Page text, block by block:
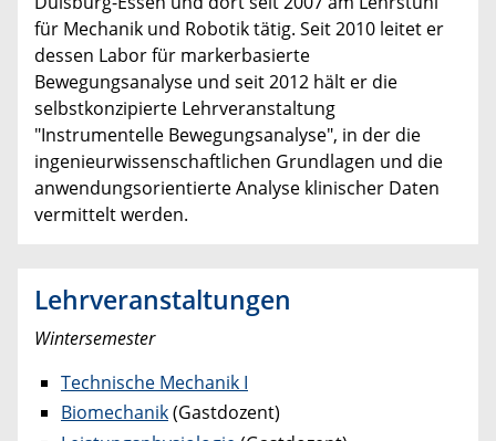
für Mechanik und Robotik tätig. Seit 2010 leitet er
dessen Labor für markerbasierte
Bewegungsanalyse und seit 2012 hält er die
selbstkonzipierte Lehrveranstaltung
"Instrumentelle Bewegungsanalyse", in der die
ingenieurwissenschaftlichen Grundlagen und die
anwendungsorientierte Analyse klinischer Daten
vermittelt werden.
Lehrveranstaltungen
Wintersemester
Technische Mechanik I
Biomechanik(Gastdozent)